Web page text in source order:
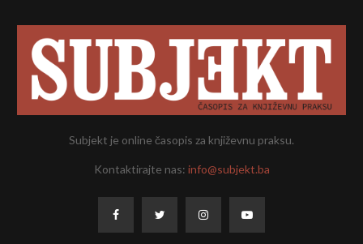
Subjekt je online časopis za književnu praksu.
Kontaktirajte nas: info@subjekt.ba